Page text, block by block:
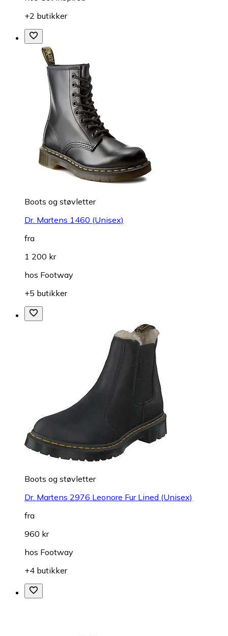
+2 butikker
Boots og støvletter
Dr. Martens 1460 (Unisex)
fra
1 200 kr
hos Footway
+5 butikker
Boots og støvletter
Dr. Martens 2976 Leonore Fur Lined (Unisex)
fra
960 kr
hos Footway
+4 butikker